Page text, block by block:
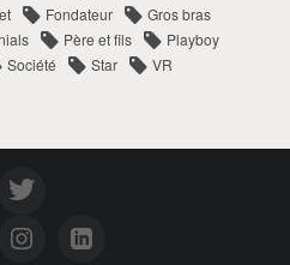
Fondateur
Gros bras
Père et fils
Playboy
Société Star VR